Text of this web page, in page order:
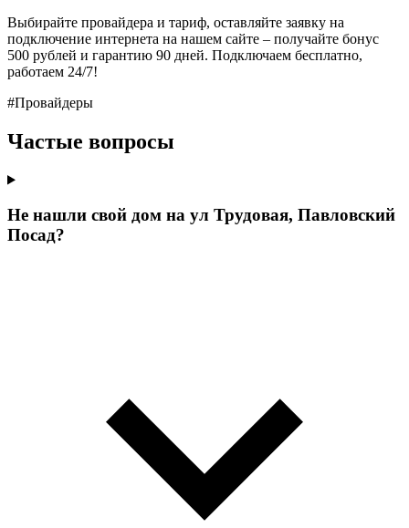
Выбирайте провайдера и тариф, оставляйте заявку на
подключение интернета на нашем сайте – получайте бонус
500 рублей и гарантию 90 дней. Подключаем бесплатно,
работаем 24/7!
#Провайдеры
Частые вопросы
Не нашли свой дом на ул Трудовая, Павловский
Посад?